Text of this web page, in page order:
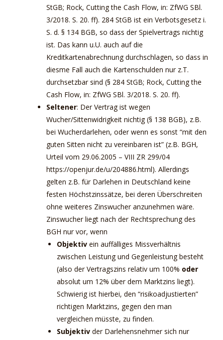
StGB; Rock, Cutting the Cash Flow, in: ZfWG SBl.
3/2018. S. 20. ff). 284 StGB ist ein Verbotsgesetz i.
S. d. § 134 BGB, so dass der Spielvertrags nichtig
ist. Das kann u.U. auch auf die
Kreditkartenabrechnung durchschlagen, so dass in
diesme Fall auch die Kartenschulden nur z.T.
durchsetzbar sind (§ 284 StGB; Rock, Cutting the
Cash Flow, in: ZfWG SBl. 3/2018. S. 20. ff).
Seltener: Der Vertrag ist wegen
Wucher/Sittenwidrigkeit nichtig (§ 138 BGB), z.B.
bei Wucherdarlehen, oder wenn es sonst “mit den
guten Sitten nicht zu vereinbaren ist” (z.B. BGH,
Urteil vom 29.06.2005 – VIII ZR 299/04
https://openjur.de/u/204886.html). Allerdings
gelten z.B. für Darlehen in Deutschland keine
festen Höchstzinssätze, bei deren Überschreiten
ohne weiteres Zinswucher anzunehmen wäre.
Zinswucher liegt nach der Rechtsprechung des
BGH nur vor, wenn
Objektiv ein auffälliges Missverhältnis
zwischen Leistung und Gegenleistung besteht
(also der Vertragszins relativ um 100% oder
absolut um 12% über dem Marktzins liegt).
Schwierig ist hierbei, den “risikoadjustierten”
richtigen Marktzins, gegen den man
vergleichen müsste, zu finden.
Subjektiv der Darlehensnehmer sich nur